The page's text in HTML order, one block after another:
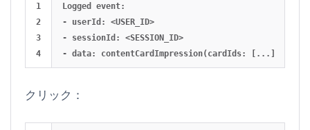
1
2
3
Logged event:
- userId: <USER_ID>
- sessionId: <SESSION_ID>
クリック：